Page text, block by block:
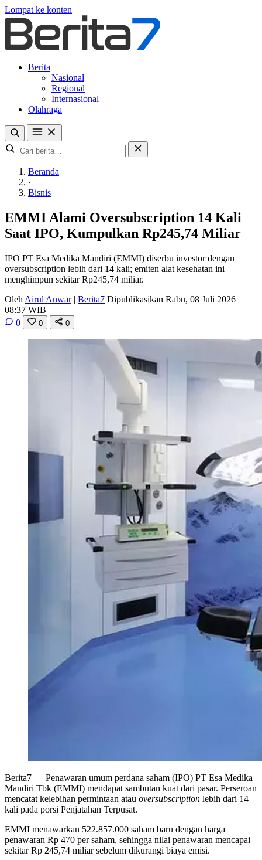
Lompat ke konten
Berita
Nasional
Regional
Internasional
Olahraga
Beranda
·
Bisnis
EMMI Alami Oversubscription 14 Kali
Saat IPO, Kumpulkan Rp245,74 Miliar
IPO PT Esa Medika Mandiri (EMMI) diserbu investor dengan
oversubscription lebih dari 14 kali; emiten alat kesehatan ini
menghimpun sekitar Rp245,74 miliar.
Oleh Airul Anwar | Berita7 Dipublikasikan Rabu, 08 Juli 2026
08:37 WIB
0
0 0
Berita7 — Penawaran umum perdana saham (IPO) PT Esa Medika
Mandiri Tbk (EMMI) mendapat sambutan kuat dari pasar. Perseroan
mencatat kelebihan permintaan atau oversubscription lebih dari 14
kali pada porsi Penjatahan Terpusat.
EMMI menawarkan 522.857.000 saham baru dengan harga
penawaran Rp 470 per saham, sehingga nilai penawaran mencapai
sekitar Rp 245,74 miliar sebelum dikurangi biaya emisi.